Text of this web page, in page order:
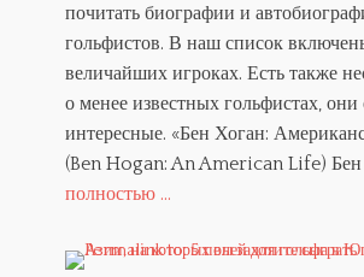
почитать биографии и
гольфистов. В наш список
величайших игроках. Есть также
о менее известных гольфистах, они
интересные. «Бен Хоган:
(Ben Hogan: An American Life) Бен
полностью ...